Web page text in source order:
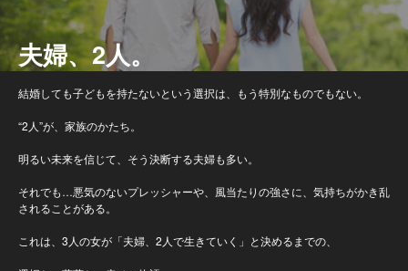
夫婦、2人。
結婚しても子どもを持たないという選択は、もう特別なものでもない。
“2人”が、家族のかたち。
明るい未来を信じて、そう決断する夫婦も多い。
それでも…悪気のないプレッシャーや、風当たりの強さに、気持ちがかき乱
されることがある。
これは、3人の女が「夫婦、2人で生きていく」と決めるまでの、